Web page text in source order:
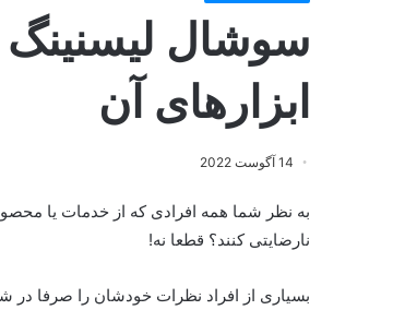
سوشال
ابزارهای آن
14 آگوست 2022
به نظر شما همه افرادی که از خدمات یا
نارضایتی کنند؟ قطعا نه!
بسیاری از افراد نظرات خودشان را صرفا